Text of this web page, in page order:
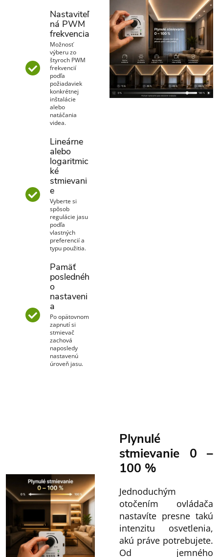
Nastaviteľ
ná PWM
frekvencia
Možnosť
výberu zo
štyroch PWM
frekvencií
podľa
požiadaviek
konkrétnej
inštalácie
alebo
natáčania
videa.
Lineárne
alebo
logaritmic
ké
stmievani
e
Vyberte si
spôsob
regulácie jasu
podľa
vlastných
preferencií a
typu použitia.
Pamäť
poslednéh
o
nastaveni
a
Po opätovnom
zapnutí si
stmievač
zachová
naposledy
nastavenú
úroveň jasu.
Plynulé
stmievanie 0 –
100 %
Jednoduchým
otočením ovládača
nastavíte presne takú
intenzitu osvetlenia,
akú práve potrebujete.
Od jemného